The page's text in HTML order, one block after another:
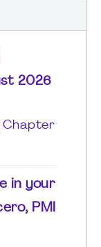
2026
Chapter
in your
PMI